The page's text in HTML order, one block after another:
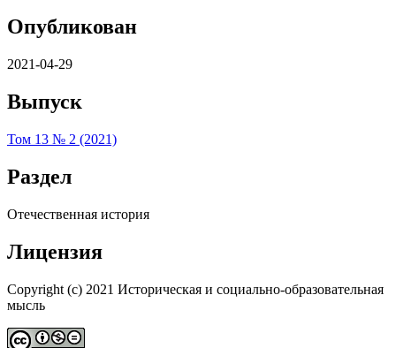
Опубликован
2021-04-29
Выпуск
Том 13 № 2 (2021)
Раздел
Отечественная история
Лицензия
Copyright (c) 2021 Историческая и социально-образовательная
мысль